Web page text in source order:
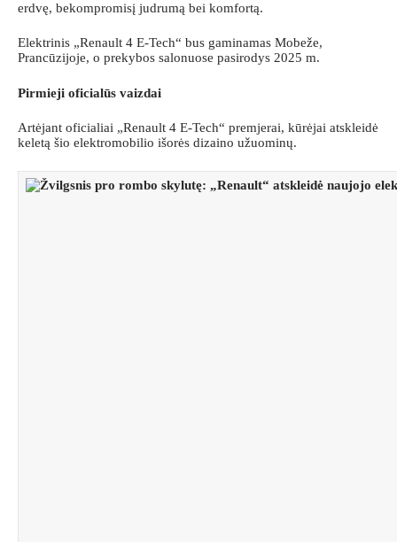
erdvę, bekompromisį judrumą bei komfortą.
Elektrinis „Renault 4 E-Tech“ bus gaminamas Mobeže,
Prancūzijoje, o prekybos salonuose pasirodys 2025 m.
Pirmieji oficialūs vaizdai
Artėjant oficialiai „Renault 4 E-Tech“ premjerai, kūrėjai atskleidė
keletą šio elektromobilio išorės dizaino užuominų.